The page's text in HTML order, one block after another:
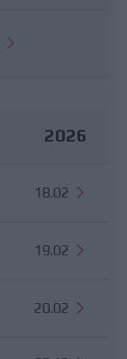
2026
18.02
19.02
20.02